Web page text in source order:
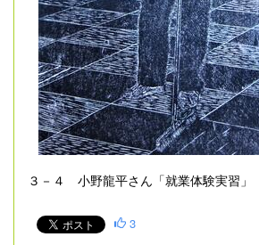
３－４ 小野龍平さん「就業体験実習」
3